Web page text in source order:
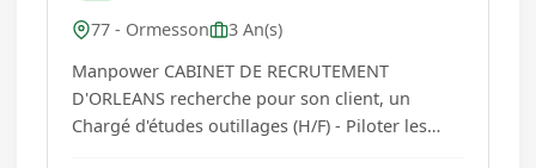
77 - Ormesson
3 An(s)
Manpower CABINET DE RECRUTEMENT
D'ORLEANS recherche pour son client, un
Chargé d'études outillages (H/F) - Piloter les